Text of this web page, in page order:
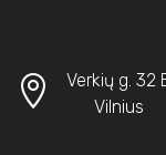
Verkių g. 32
Vilnius